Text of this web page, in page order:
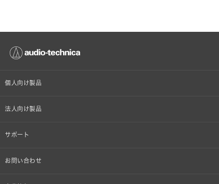
個人向け製品
オンラインストア限定
法人向け製品
設備音響機器
サポート
個人向け製品サポート
お問い合わせ